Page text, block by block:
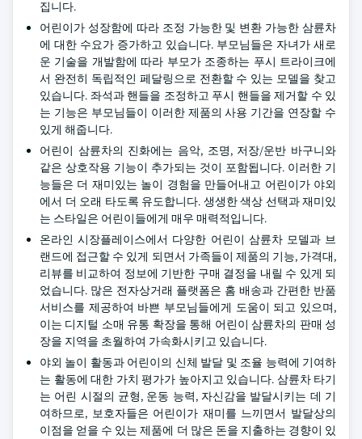
집니다.
어린이가 성장함에 따라 조정 가능한 및 변환 가능한 삼륜차
에 대한 수요가 증가하고 있습니다. 부모님들은 자녀가 새로
운 기술을 개발함에 따라 부모가 조종하는 푸시 트라이크에
서 완전히 독립적인 페달링으로 전환할 수 있는 모델을 찾고
있습니다. 좌석과 핸들을 조정하고 푸시 핸들을 제거할 수 있
는 기능은 부모님들이 이러한 제품의 사용 기간을 연장할 수
있게 해줍니다.
어린이 삼륜차의 진화에는 음악, 조명, 저장/운반 바구니와
같은 상호작용 기능이 추가되는 것이 포함됩니다. 이러한 기
능들은 더 재미있는 놀이 경험을 만들어내고 어린이가 야외
에서 더 오래 타도록 유도합니다. 생생한 색상 선택과 재미있
는 스타일은 어린이들에게 매우 매력적입니다.
온라인 시장플레이스에서 다양한 어린이 삼륜차 모델과 브
랜드에 접근할 수 있게 되면서 가족들이 제품의 기능, 가격대,
리뷰를 비교하여 정보에 기반한 구매 결정을 내릴 수 있게 되
었습니다. 많은 전자상거래 플랫폼은 홈 배송과 간편한 반품
서비스를 제공하여 바쁜 부모님들에게 도움이 되고 있으며,
이는 디지털 소매 유통 확장을 통해 어린이 삼륜차의 판매 성
장을 지역을 초월하여 가속화시키고 있습니다.
야외 놀이 활동과 어린이의 신체 발달 및 조율 능력에 기여하
는 활동에 대한 가치 평가가 높아지고 있습니다. 삼륜차 타기
는 어린 시절의 균형, 운동 능력, 자신감을 발달시키는 데 기
여하므로, 보호자들은 어린이가 재미를 느끼면서 발달상의
이점을 얻을 수 있는 제품에 더 많은 돈을 지출하는 경향이 있